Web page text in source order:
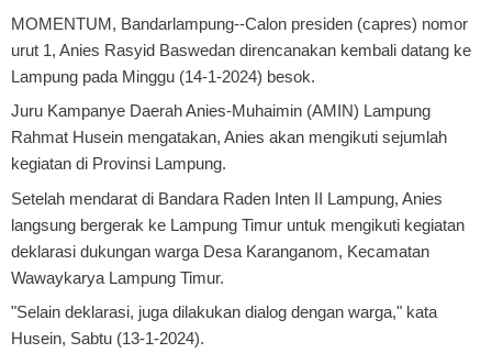
MOMENTUM, Bandarlampung--Calon presiden (capres) nomor
urut 1, Anies Rasyid Baswedan direncanakan kembali datang ke
Lampung pada Minggu (14-1-2024) besok.
Juru Kampanye Daerah Anies-Muhaimin (AMIN) Lampung
Rahmat Husein mengatakan, Anies akan mengikuti sejumlah
kegiatan di Provinsi Lampung.
Setelah mendarat di Bandara Raden Inten II Lampung, Anies
langsung bergerak ke Lampung Timur untuk mengikuti kegiatan
deklarasi dukungan warga Desa Karanganom, Kecamatan
Wawaykarya Lampung Timur.
"Selain deklarasi, juga dilakukan dialog dengan warga," kata
Husein, Sabtu (13-1-2024).